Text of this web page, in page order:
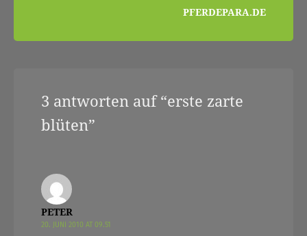
PFERDEPARA.DE
3 antworten auf “erste zarte
blüten”
PETER
20. JUNI 2010 AT 09.51